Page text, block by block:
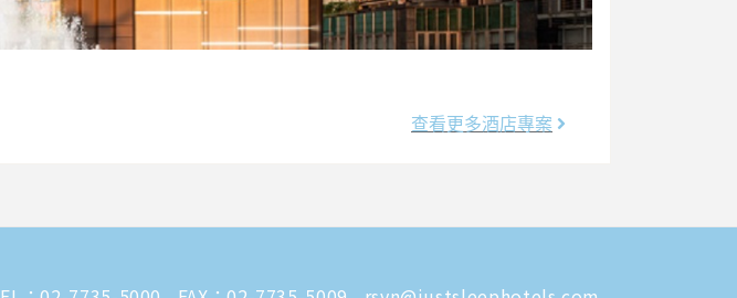
查看更多酒店專案